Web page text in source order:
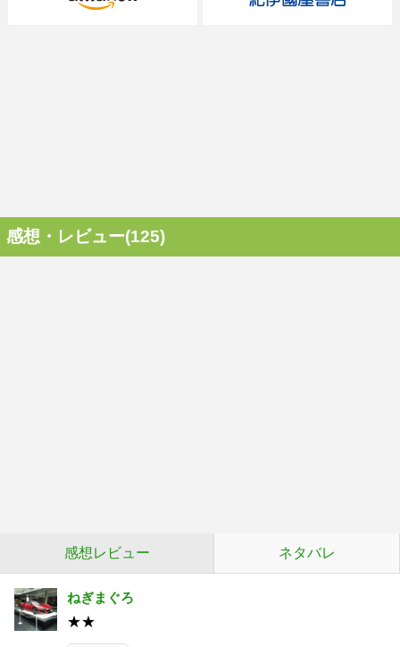
感想・レビュー(125)
感想レビュー ネタバレ
ねぎまぐろ
★★